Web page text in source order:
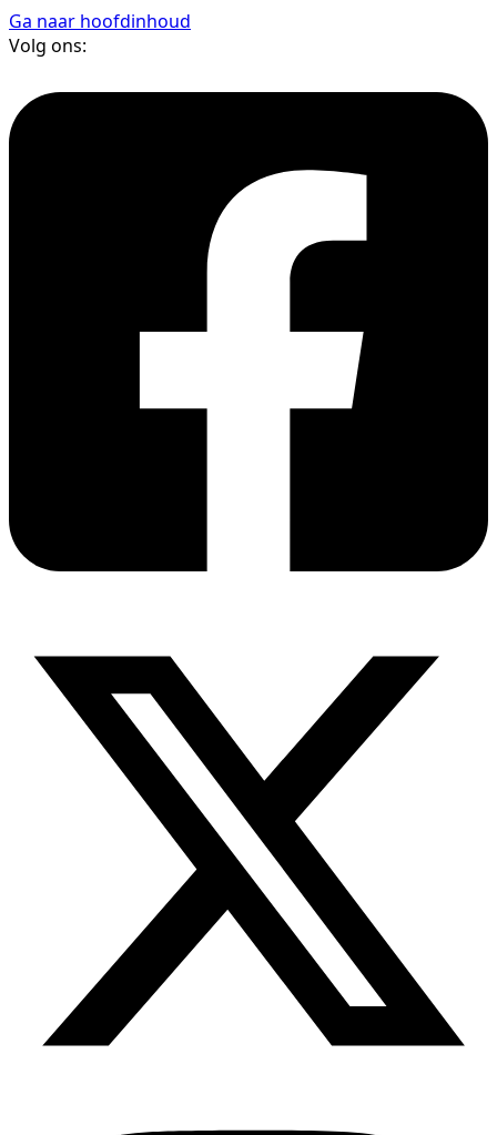
Ga naar hoofdinhoud
Volg ons: